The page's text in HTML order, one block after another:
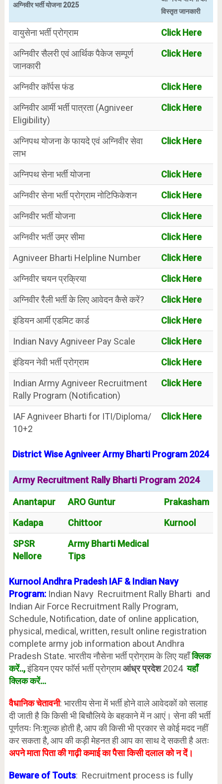
अग्निवीर भर्ती योजना 2025
विस्तृत जानकारी
वायुसेना भर्ती प्रोग्राम
Click Here
अग्निवीर सैलरी एवं आर्थिक पैकेज सम्पूर्ण
जानकारी
Click Here
अग्निवीर कॉर्पस फंड
Click Here
अग्निवीर आर्मी भर्ती पात्रता (Agniveer
Eligibility)
Click Here
अग्निपथ योजना के फायदे एवं अग्निवीर सेवा
लाभ
Click Here
अग्निपथ सेना भर्ती योजना
Click Here
अग्निवीर सेना भर्ती प्रोग्राम नोटिफिकेशन
Click Here
अग्निवीर भर्ती योजना
Click Here
अग्निवीर भर्ती उम्र सीमा
Click Here
Agniveer Bharti Helpline Number
Click Here
अग्निवीर चयन प्रक्रिया
Click Here
अग्निवीर रैली भर्ती के लिए आवेदन कैसे करें?
Click Here
इंडियन आर्मी एडमिट कार्ड
Click Here
Indian Navy Agniveer Pay Scale
Click Here
इंडियन नेवी भर्ती प्रोग्राम
Click Here
Indian Army Agniveer Recruitment
Rally Program (Notification)
Click Here
IAF Agniveer Bharti for ITI/Diploma/
10+2
Click Here
District Wise Agniveer Army Bharti Program 2024
Army Recruitment Rally Bharti Program 2024
Anantapur ARO Guntur
Prakasham
Kadapa
Chittoor
Kurnool
SPSR
Nellore
Army Bharti Medical
Tips
Kurnool Andhra Pradesh IAF & Indian Navy
Program:Indian Navy Recruitment Rally Bharti and
Indian Air Force Recruitment Rally Program,
Schedule, Notification, date of online application,
physical, medical, written, result online registration
complete army job information about Andhra
Pradesh State. भारतीय नौसेना भर्ती प्रोग्राम के लिए यहाँक्लिक
करें..,इंडियन एयर फाॅर्स भर्ती प्रोग्रामआंध्रप्रदेश2024यहाँ
क्लिक करें…
वैधानिक चेतावनी: भारतीय सेना में भर्ती होने वाले आवेदकों को सलाह
दी जाती है कि किसी भी बिचौलिये के बहकाने में न आएं। सेना की भर्ती
पूर्णतयः निःशुल्क होती है, आप की किसी भी प्रकार से कोई मदद नहीं
कर सकता है, आप की कड़ी मेहनत ही आप का साथ दे सकती है अतः
अपने माता पिता की गाढ़ी कमाई का पैसा किसी दलाल को न दें।
Beware of Touts: Recruitment process is fully